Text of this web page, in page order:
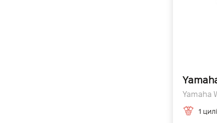
Yamaha
1